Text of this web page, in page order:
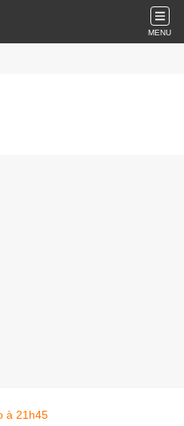
MENU